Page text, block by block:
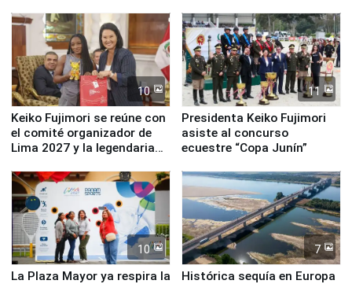
10
Keiko Fujimori se reúne con
el comité organizador de
Lima 2027 y la legendaria
11
Presidenta Keiko Fujimori
asiste al concurso
ecuestre “Copa Junín”
10
La Plaza Mayor ya respira la
7
Histórica sequía en Europa